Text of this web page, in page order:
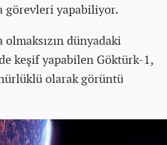
görevleri yapabiliyor.
olmaksızın dünyadaki
keşif yapabilen Göktürk-1,
olarak görüntü